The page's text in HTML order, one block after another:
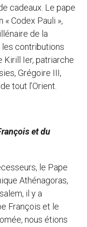
cadeaux. Le pape
Codex Pauli »,
de la
les contributions
Kirill Ier, patriarche
Grégoire III,
tout l’Orient.
et du
le Pape
Athénagoras,
il y a
François et le
nous étions